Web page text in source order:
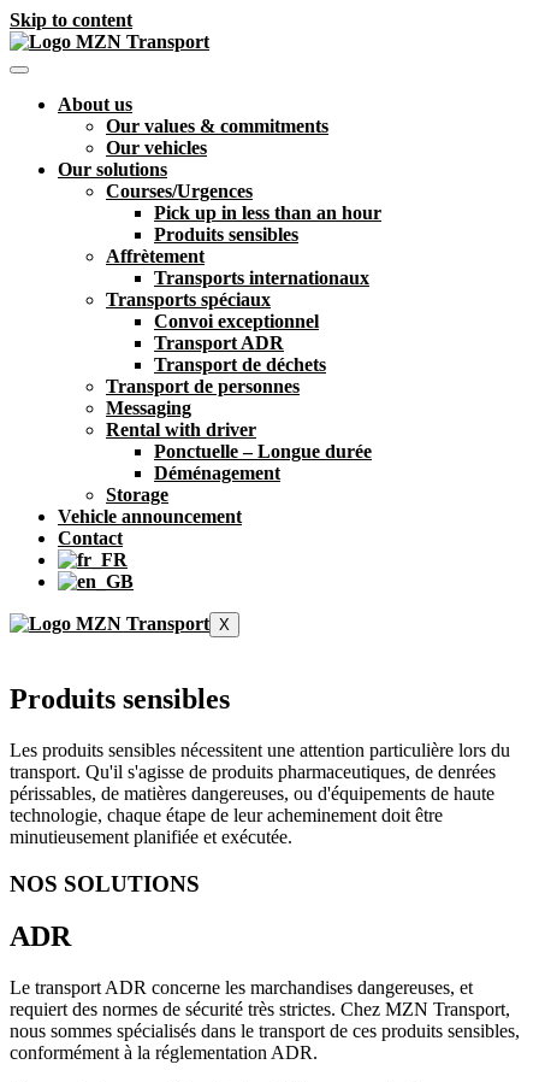
Skip to content
About us
Our values & commitments
Our vehicles
Our solutions
Courses/Urgences
Pick up in less than an hour
Produits sensibles
Affrètement
Transports internationaux
Transports spéciaux
Convoi exceptionnel
Transport ADR
Transport de déchets
Transport de personnes
Messaging
Rental with driver
Ponctuelle – Longue durée
Déménagement
Storage
Vehicle announcement
Contact
X
Produits sensibles
Les produits sensibles nécessitent une attention particulière lors du
transport. Qu'il s'agisse de produits pharmaceutiques, de denrées
périssables, de matières dangereuses, ou d'équipements de haute
technologie, chaque étape de leur acheminement doit être
minutieusement planifiée et exécutée.
NOS SOLUTIONS
ADR
Le transport ADR concerne les marchandises dangereuses, et
requiert des normes de sécurité très strictes. Chez MZN Transport,
nous sommes spécialisés dans le transport de ces produits sensibles,
conformément à la réglementation ADR.